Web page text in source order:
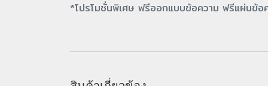
*โปรโมชั่นพิเศษ ฟรีออกแบบข้อความ ฟรีแผ่นข้อ